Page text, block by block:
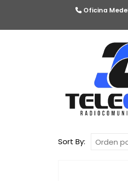
Oficina
Sort By: